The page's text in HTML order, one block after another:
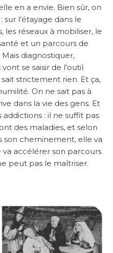
en a envie. Bien sûr, on
l’étayage dans le
les réseaux à mobiliser, le
et un parcours de
diagnostiquer,
se saisir de l’outil
strictement rien. Et ça,
On ne sait pas à
dans la vie des gens. Et
: il ne suffit pas
des maladies, et selon
son cheminement, elle va
va accélérer son parcours
peut pas le maîtriser.